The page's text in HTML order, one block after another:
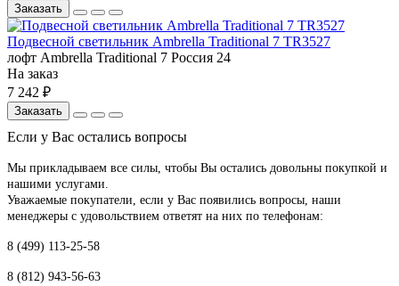
Заказать
Подвесной светильник Ambrella Traditional 7 TR3527
лофт Ambrella Traditional 7 Россия 24
На заказ
7 242 ₽
Заказать
Если у Вас остались вопросы
Мы прикладываем все силы, чтобы Вы остались довольны покупкой и
нашими услугами.
Уважаемые покупатели, если у Вас появились вопросы, наши
менеджеры с удовольствием ответят на них по телефонам:
8 (499) 113-25-58
8 (812) 943-56-63